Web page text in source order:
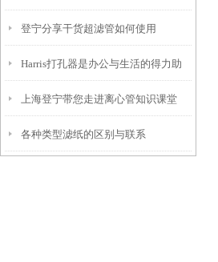
登宁分享干货超滤管如何使用
Harris打孔器是办公与生活的得力助
手
上海登宁带您走进离心管知识课堂
各种类型滤纸的区别与联系